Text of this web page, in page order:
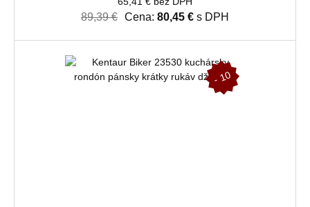
89,39 € Cena: 80,45 € s DPH
-
1
0